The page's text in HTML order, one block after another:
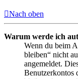
Nach oben
Warum werde ich
Wenn du beim
bleiben“ nicht
angemeldet.
Benutzerkontos